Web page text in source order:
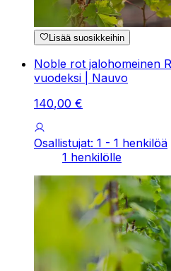
Lisää suosikkeihin
Noble rot jalohomeinen
vuodeksi | Nauvo
140,00 €
Osallistujat: 1 - 1 henkilöä
1 henkilölle